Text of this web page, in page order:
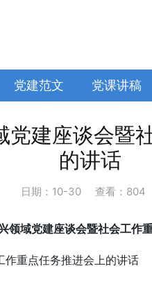
党建范文 党课讲稿
建座谈会暨
的讲话
日期： 10-30 查看：804
领域党建座谈会暨社会工作
作重点任务推进会上的讲话